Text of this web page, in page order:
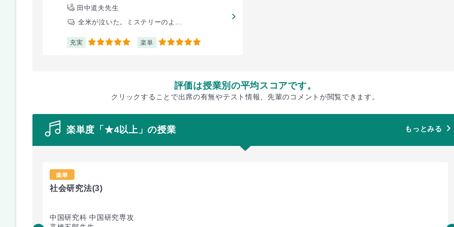
田中道夫先生
全米が泣いた。ミステリーのよ...
充実 5 楽単 5
評価は授業別の平均スコアです。
クリックすることで出席の有無やテスト情報、先輩のコメントが閲覧できます。
楽単度「★4以上」の授業 もっとみる
楽単
社会研究法(3)
中国研究科 中国研究専攻